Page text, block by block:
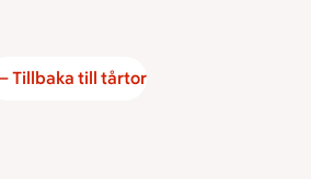
Tillbaka till tårtor